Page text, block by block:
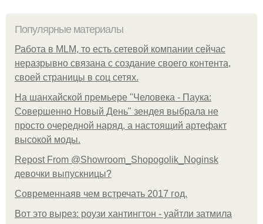
Популярные материалы
Работа в MLM, то есть сетевой компании сейчас
неразрывно связана с создание своего контента,
своей страницы в соц сетях.
На шанхайской премьере "Человека - Паука:
Совершенно Новый День" зендея выбрала не
просто очередной наряд, а настоящий артефакт
высокой моды.
Repost From @Showroom_Shopogolik_Noginsk
девочки выпускницы?
Современнаяв чем встречать 2017 год.
Вот это вырез: роузи хантингтон - уайтли затмила